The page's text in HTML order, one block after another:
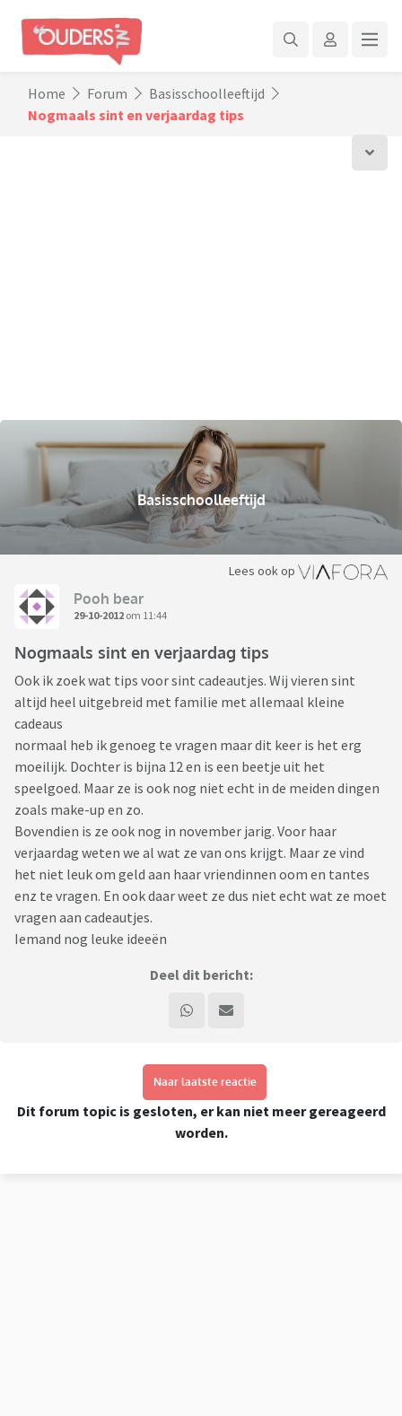
Home Forum
Basisschoolleeftijd
Nogmaals sint en verjaardag tips
Basisschoolleeftijd
Lees ook op
Pooh bear
29-10-2012 om 11:44
Nogmaals sint en verjaardag tips
Ook ik zoek wat tips voor sint cadeautjes. Wij vieren sint
altijd heel uitgebreid met familie met allemaal kleine
cadeaus
normaal heb ik genoeg te vragen maar dit keer is het erg
moeilijk. Dochter is bijna 12 en is een beetje uit het
speelgoed. Maar ze is ook nog niet echt in de meiden dingen
zoals make-up en zo.
Bovendien is ze ook nog in november jarig. Voor haar
verjaardag weten we al wat ze van ons krijgt. Maar ze vind
het niet leuk om geld aan haar vriendinnen oom en tantes
enz te vragen. En ook daar weet ze dus niet echt wat ze moet
vragen aan cadeautjes.
Iemand nog leuke ideeën
Deel dit bericht:
Naar laatste reactie
Dit forum topic is gesloten, er kan niet meer gereageerd
worden.